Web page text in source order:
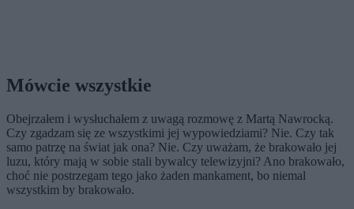
Mówcie wszystkie
Obejrzałem i wysłuchałem z uwagą rozmowę z Martą Nawrocką.
Czy zgadzam się ze wszystkimi jej wypowiedziami? Nie. Czy tak
samo patrzę na świat jak ona? Nie. Czy uważam, że brakowało jej
luzu, który mają w sobie stali bywalcy telewizyjni? Ano brakowało,
choć nie postrzegam tego jako żaden mankament, bo niemal
wszystkim by brakowało.